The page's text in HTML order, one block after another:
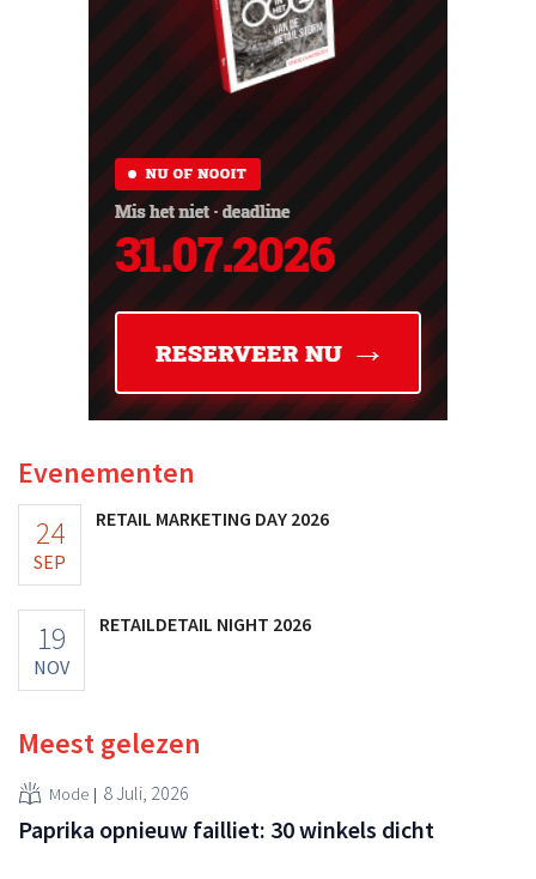
Evenementen
24
SEP
RETAIL MARKETING DAY 2026
19
NOV
RETAILDETAIL NIGHT 2026
Meest gelezen
Mode 8 Juli, 2026
Paprika opnieuw failliet: 30 winkels dicht